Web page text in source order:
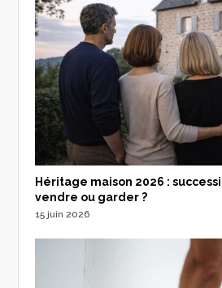
Héritage maison 2026 :
vendre ou garder ?
15 juin 2026